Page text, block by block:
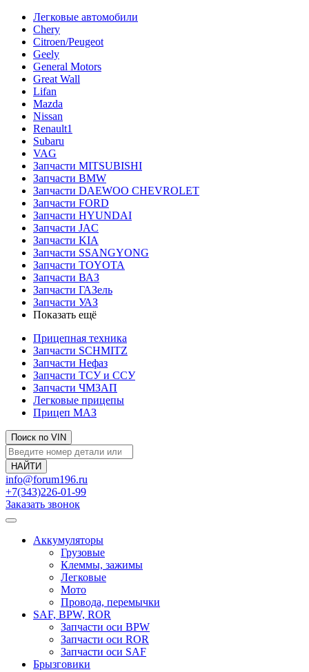
Легковые автомобили
Chery
Citroen/Peugeot
Geely
General Motors
Great Wall
Lifan
Mazda
Nissan
Renault1
Subaru
VAG
Запчасти MITSUBISHI
Запчасти BMW
Запчасти DAEWOO CHEVROLET
Запчасти FORD
Запчасти HYUNDAI
Запчасти JAC
Запчасти KIA
Запчасти SSANGYONG
Запчасти TOYOTA
Запчасти ВАЗ
Запчасти ГАЗель
Запчасти УАЗ
Показать ещё
Прицепная техника
Запчасти SCHMITZ
Запчасти Нефаз
Запчасти ТСУ и ССУ
Запчасти ЧМЗАП
Легковые прицепы
Прицеп МАЗ
Поиск по VIN
info@forum196.ru
+7(343)226-01-99
Заказать звонок
Аккумуляторы
Грузовые
Клеммы, зажимы
Легковые
Мото
Провода, перемычки
SAF, BPW, ROR
Запчасти оси BPW
Запчасти оси ROR
Запчасти оси SAF
Брызговики